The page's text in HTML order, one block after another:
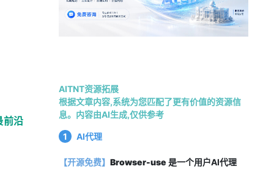
前沿
AITNT资源拓展
根据文章内容,系统为您匹配了更有价值的资源信
息。内容由AI生成,仅供参考
1 AI代理
【开源免费】 Browser-use 是一个用户AI代理